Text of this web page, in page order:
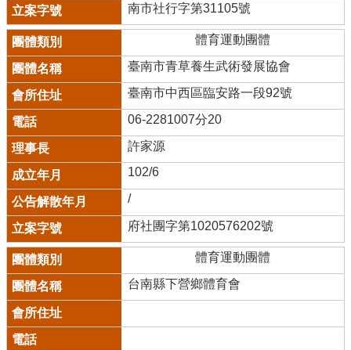
南市社行字第31105號
體育運動團體
臺南市青草養生武術發展協會
臺南市中西區臨安路一段92號
06-2281007分20
許家源
102/6
/
府社團字第1020576202號
體育運動團體
台南縣下營鄉體育會